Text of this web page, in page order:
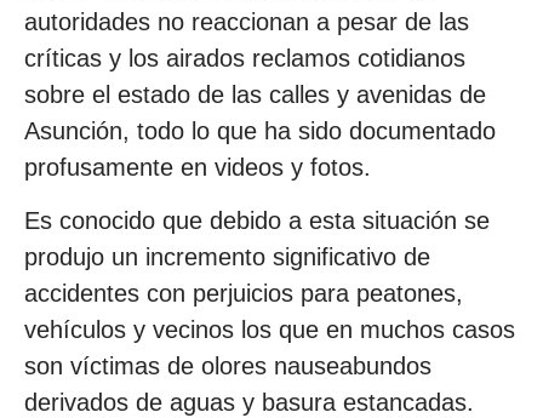
autoridades no reaccionan a pesar de las
críticas y los airados reclamos cotidianos
sobre el estado de las calles y avenidas de
Asunción, todo lo que ha sido documentado
profusamente en videos y fotos.
Es conocido que debido a esta situación se
produjo un incremento significativo de
accidentes con perjuicios para peatones,
vehículos y vecinos los que en muchos casos
son víctimas de olores nauseabundos
derivados de aguas y basura estancadas.